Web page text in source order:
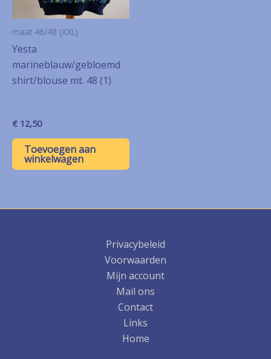
maat 46/48 (XXL)
Yesta
marineblauw/gebloemd
shirt/blouse mt. 48 (1)
€ 12,50
Toevoegen aan
winkelwagen
Privacybeleid
Voorwaarden
Mijn account
Mail ons
Contact
Links
Home